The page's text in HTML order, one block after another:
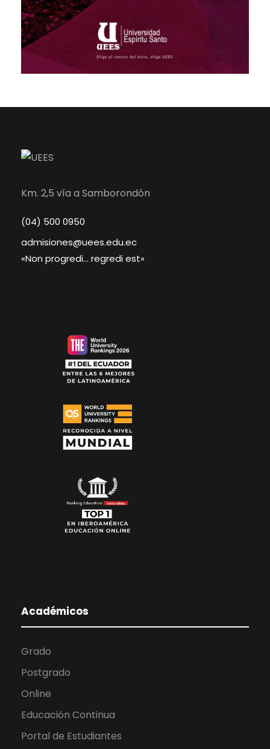
Km. 2,5 vía a Samborondón
(04) 500 0950
admisiones@uees.edu.ec
«Non progredi… regredi est»
Académicos
Grado
Postgrado
Online
Educación Continua
Portal de Estudiantes